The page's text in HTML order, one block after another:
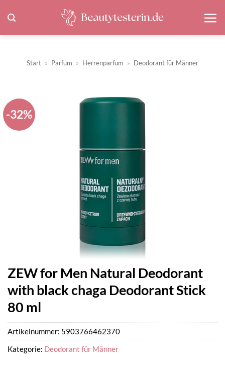
Inhalt
springen
Start » Parfum » Herrenparfum » Deodorant für Männer
-32%
ZEW for Men Natural Deodorant
with black chaga Deodorant Stick
80 ml
Artikelnummer: 5903766462370
Kategorie: Deodorant für Männer